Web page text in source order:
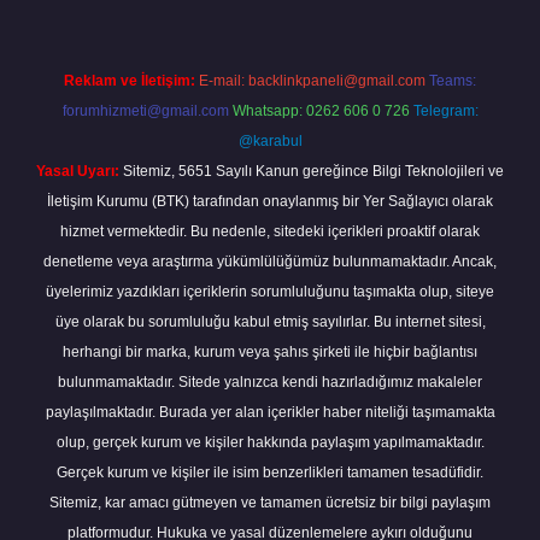
Reklam ve İletişim: E-mail: backlinkpaneli@gmail.com Teams:
forumhizmeti@gmail.com Whatsapp: 0262 606 0 726 Telegram:
@karabul
Yasal Uyarı: Sitemiz, 5651 Sayılı Kanun gereğince Bilgi Teknolojileri ve
İletişim Kurumu (BTK) tarafından onaylanmış bir Yer Sağlayıcı olarak
hizmet vermektedir. Bu nedenle, sitedeki içerikleri proaktif olarak
denetleme veya araştırma yükümlülüğümüz bulunmamaktadır. Ancak,
üyelerimiz yazdıkları içeriklerin sorumluluğunu taşımakta olup, siteye
üye olarak bu sorumluluğu kabul etmiş sayılırlar. Bu internet sitesi,
herhangi bir marka, kurum veya şahıs şirketi ile hiçbir bağlantısı
bulunmamaktadır. Sitede yalnızca kendi hazırladığımız makaleler
paylaşılmaktadır. Burada yer alan içerikler haber niteliği taşımamakta
olup, gerçek kurum ve kişiler hakkında paylaşım yapılmamaktadır.
Gerçek kurum ve kişiler ile isim benzerlikleri tamamen tesadüfidir.
Sitemiz, kar amacı gütmeyen ve tamamen ücretsiz bir bilgi paylaşım
platformudur. Hukuka ve yasal düzenlemelere aykırı olduğunu